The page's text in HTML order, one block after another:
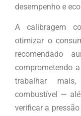
desempenho e
A calibragem
otimizar o
recomendado
comprometendo
trabalhar
combustível —
verificar a